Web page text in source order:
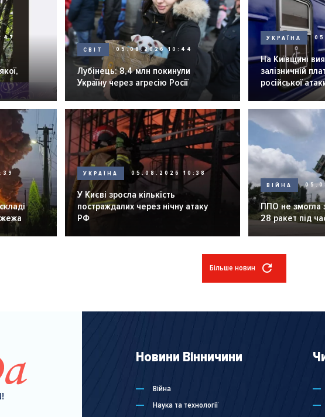
СВІТ 05.08.2026 10:44
Лубінець: 8,4 млн покинули
Україну через агресію Росії
УКРАЇНА
На Київщині
залізничній
російської
УКРАЇНА 05.08.2026 10:38
У Києві зросла кількість
постраждалих через нічну атаку
РФ
ВІЙНА
ППО не змогла
28 ракет під
Більше новин
Новини Вінничини
Війна
Наука та технології